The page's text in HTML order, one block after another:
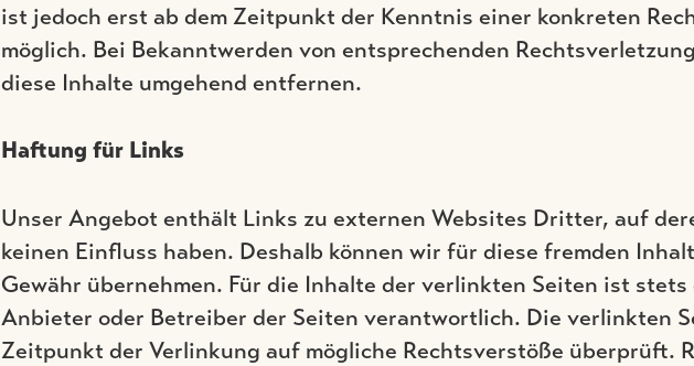
ist jedoch erst ab dem Zeitpunkt der Kenntnis einer konkreten
möglich. Bei Bekanntwerden von entsprechenden
diese Inhalte umgehend entfernen.
Haftung für Links
Unser Angebot enthält Links zu externen Websites Dritter, auf
keinen Einfluss haben. Deshalb können wir für diese fremden
Gewähr übernehmen. Für die Inhalte der verlinkten Seiten ist
Anbieter oder Betreiber der Seiten verantwortlich. Die verlinkten
Zeitpunkt der Verlinkung auf mögliche Rechtsverstöße überprüft.